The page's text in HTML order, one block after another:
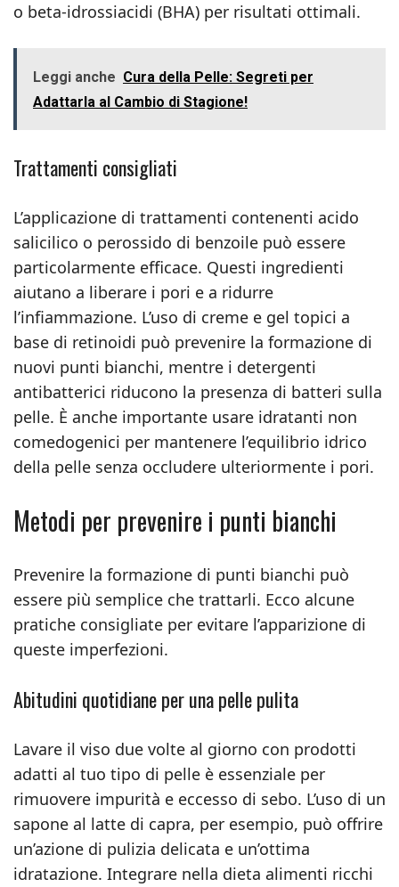
o beta-idrossiacidi (BHA) per risultati ottimali.
Leggi anche Cura della Pelle: Segreti per
Adattarla al Cambio di Stagione!
Trattamenti consigliati
L’applicazione di trattamenti contenenti acido
salicilico o perossido di benzoile può essere
particolarmente efficace. Questi ingredienti
aiutano a liberare i pori e a ridurre
l’infiammazione. L’uso di creme e gel topici a
base di retinoidi può prevenire la formazione di
nuovi punti bianchi, mentre i detergenti
antibatterici riducono la presenza di batteri sulla
pelle. È anche importante usare idratanti non
comedogenici per mantenere l’equilibrio idrico
della pelle senza occludere ulteriormente i pori.
Metodi per prevenire i punti bianchi
Prevenire la formazione di punti bianchi può
essere più semplice che trattarli. Ecco alcune
pratiche consigliate per evitare l’apparizione di
queste imperfezioni.
Abitudini quotidiane per una pelle pulita
Lavare il viso due volte al giorno con prodotti
adatti al tuo tipo di pelle è essenziale per
rimuovere impurità e eccesso di sebo. L’uso di un
sapone al latte di capra, per esempio, può offrire
un’azione di pulizia delicata e un’ottima
idratazione. Integrare nella dieta alimenti ricchi